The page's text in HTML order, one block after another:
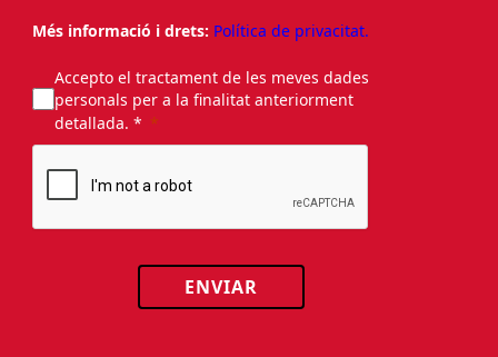
Més informació i drets: Política de privacitat.
Accepto el tractament de les meves dades
personals per a la finalitat anteriorment
detallada. *
ENVIAR